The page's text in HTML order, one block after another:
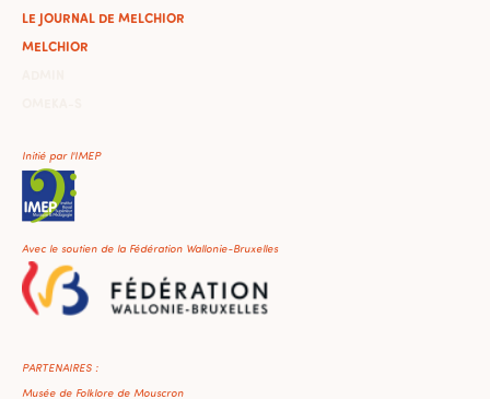
LE JOURNAL DE MELCHIOR
MELCHIOR
Initié par l'IMEP
Avec le soutien de la Fédération Wallonie-Bruxelles
PARTENAIRES :
Musée de Folklore de Mouscron